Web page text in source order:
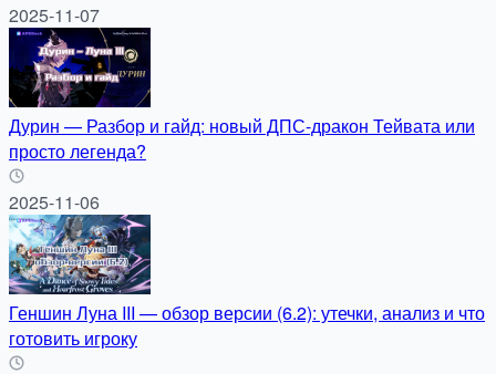
2025-11-07
Дурин — Разбор и гайд: новый ДПС-дракон Тейвата или
просто легенда?
2025-11-06
Геншин Луна III — обзор версии (6.2): утечки, анализ и что
готовить игроку